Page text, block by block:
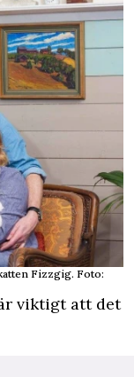
Fizzgig. Foto:
viktigt att det